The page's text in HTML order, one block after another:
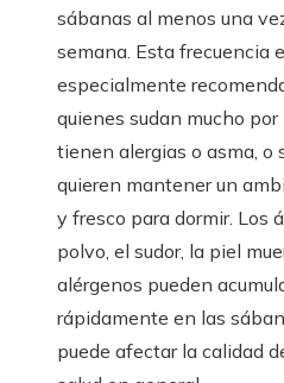
sábanas al menos una
semana. Esta frecuencia
especialmente
quienes sudan mucho por
tienen alergias o asma, o
quieren mantener un
y fresco para dormir. Los
polvo, el sudor, la piel
alérgenos pueden
rápidamente en las
puede afectar la calidad